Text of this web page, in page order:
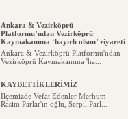
Ankara & Vezirköprü
Platformu’ndan Vezirköprü
Kaymakamına ‘hayırlı olsun’ ziyareti
Ankara & Vezirköprü Platformu'ndan
Vezirköprü Kaymakamına 'ha...
KAYBETTİKLERİMİZ
İlçemizde Vefat Edenler Merhum
Rasim Parlar'ın oğlu, Serpil Parl...